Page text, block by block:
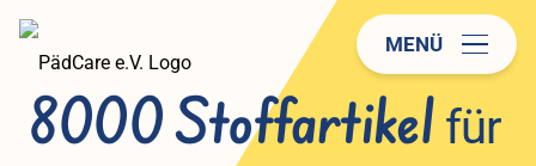
MENÜ
8000 Stoffartikel für